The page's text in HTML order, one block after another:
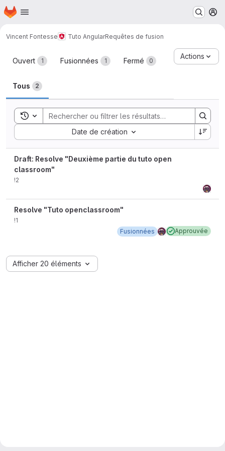
Passer au contenu principal
Page d'accueil
Vincent Fontesse Tuto AngularRequêtes de fusion
Requêtes de fusion
Ouvert 1 Fusionnées 1 Fermé 0
Tous 2
Actions
Toggle search history
Date de création
Sort by:
Draft: Resolve "Deuxième partie du tuto open
classroom"
!2
Resolve "Tuto openclassroom"
!1
Fusionnées
Approuvée
Afficher 20 éléments